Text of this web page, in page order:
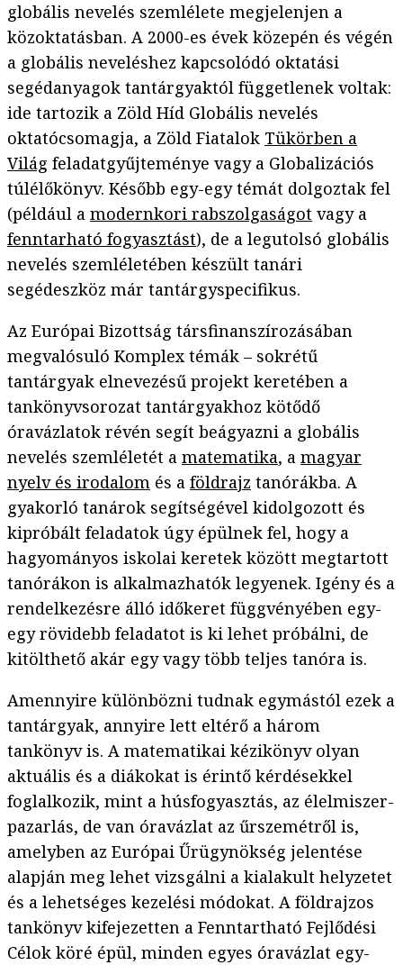
globális nevelés szemlélete megjelenjen a
közoktatásban. A 2000-es évek közepén és végén
a globális neveléshez kapcsolódó oktatási
segédanyagok tantárgyaktól függetlenek voltak:
ide tartozik a Zöld Híd Globális nevelés
oktatócsomagja, a Zöld Fiatalok Tükörben a
Világ feladatgyűjteménye vagy a Globalizációs
túlélőkönyv. Később egy-egy témát dolgoztak fel
(például a modernkori rabszolgaságot vagy a
fenntarható fogyasztást), de a legutolsó globális
nevelés szemléletében készült tanári
segédeszköz már tantárgyspecifikus.
Az Európai Bizottság társfinanszírozásában
megvalósuló Komplex témák – sokrétű
tantárgyak elnevezésű projekt keretében a
tankönyvsorozat tantárgyakhoz kötődő
óravázlatok révén segít beágyazni a globális
nevelés szemléletét a matematika, a magyar
nyelv és irodalom és a földrajz tanórákba. A
gyakorló tanárok segítségével kidolgozott és
kipróbált feladatok úgy épülnek fel, hogy a
hagyományos iskolai keretek között megtartott
tanórákon is alkalmazhatók legyenek. Igény és a
rendelkezésre álló időkeret függvényében egy-
egy rövidebb feladatot is ki lehet próbálni, de
kitölthető akár egy vagy több teljes tanóra is.
Amennyire különbözni tudnak egymástól ezek a
tantárgyak, annyire lett eltérő a három
tankönyv is. A matematikai kézikönyv olyan
aktuális és a diákokat is érintő kérdésekkel
foglalkozik, mint a húsfogyasztás, az élelmiszer-
pazarlás, de van óravázlat az űrszemétről is,
amelyben az Európai Űrügynökség jelentése
alapján meg lehet vizsgálni a kialakult helyzetet
és a lehetséges kezelési módokat. A földrajzos
tankönyv kifejezetten a Fenntartható Fejlődési
Célok köré épül, minden egyes óravázlat egy-